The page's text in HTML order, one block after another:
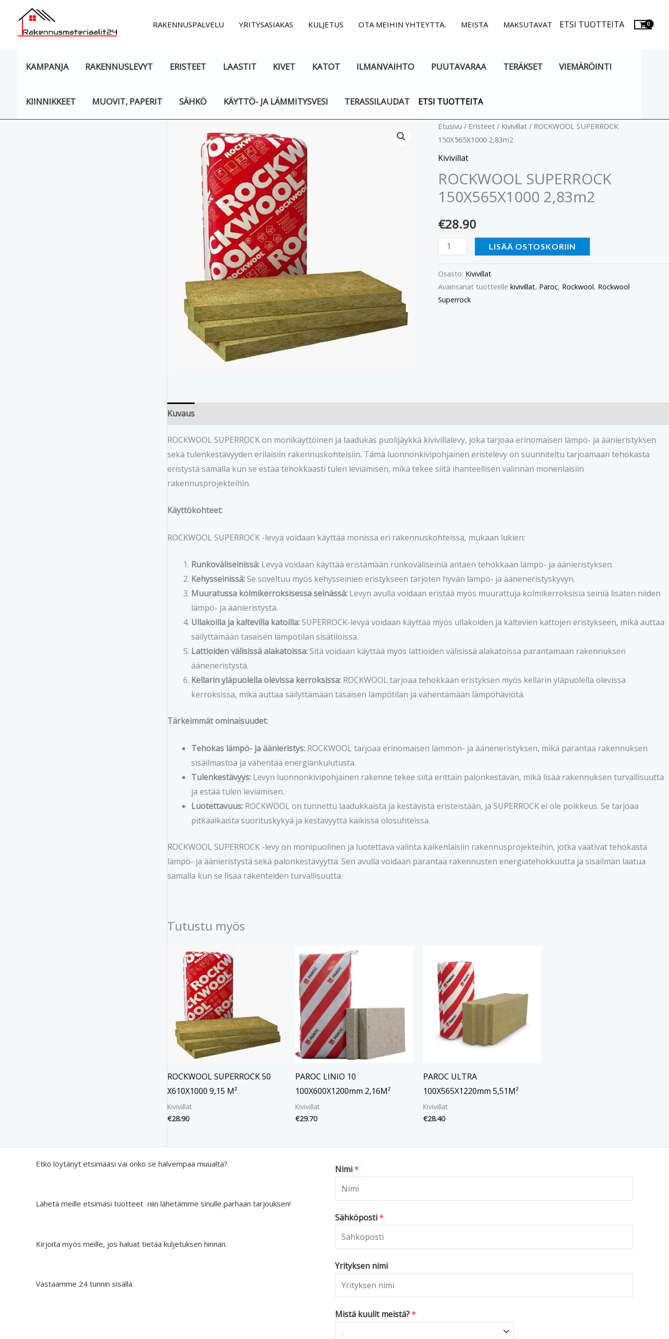
sisältöön
RAKENNUSPALVELU YRITYSASIAKAS KULJETUS OTA MEIHIN YHTEYTTÄ. MEISTÄ MAKSUTAVAT ETSI TUOTTEITA
KAMPANJA RAKENNUSLEVYT ERISTEET LAASTIT KIVET KATOT ILMANVAIHTO PUUTAVARAA TERÄKSET VIEMÄRÖINTI
KIINNIKKEET MUOVIT, PAPERIT SÄHKÖ KÄYTTÖ- JA LÄMMITYSVESI TERASSILAUDAT ETSI TUOTTEITA
Etusivu / Eristeet/ Kivivillat/ ROCKWOOL SUPERROCK
150X565X1000 2,83m2
Kivivillat
ROCKWOOL SUPERROCK
150X565X1000 2,83m2
€28.90
ROCKWOOL
SUPERROCK
150X565X1000
määrä
LISÄÄ OSTOSKORIIN
Osasto: Kivivillat
Avainsanat tuotteelle kivivillat, Paroc, Rockwool, Rockwool
Superrock
Kuvaus
ROCKWOOL SUPERROCK on monikäyttöinen ja laadukas puolijäykkä kivivillalevy, joka tarjoaa erinomaisen lämpö- ja äänieristyksen
sekä tulenkestävyyden erilaisiin rakennuskohteisiin. Tämä luonnonkivipohjainen eristelevy on suunniteltu tarjoamaan tehokasta
eristystä samalla kun se estää tehokkaasti tulen leviämisen, mikä tekee siitä ihanteellisen valinnan monenlaisiin
rakennusprojekteihin.
Käyttökohteet:
ROCKWOOL SUPERROCK -levyä voidaan käyttää monissa eri rakennuskohteissa, mukaan lukien:
Runkoväliseinissä: Levyä voidaan käyttää eristämään runkoväliseiniä antaen tehokkaan lämpö- ja äänieristyksen.
Kehysseinissä:Se soveltuu myös kehysseinien eristykseen tarjoten hyvän lämpö- ja ääneneristyskyvyn.
Muuratussa kolmikerroksisessa seinässä: Levyn avulla voidaan eristää myös muurattuja kolmikerroksisia seiniä lisäten niiden
lämpö- ja äänieristystä.
Ullakoilla ja kaltevilla katoilla:SUPERROCK-levyä voidaan käyttää myös ullakoiden ja kaltevien kattojen eristykseen, mikä auttaa
säilyttämään tasaisen lämpötilan sisätiloissa.
Lattioiden välisissä alakatoissa:Sitä voidaan käyttää myös lattioiden välisissä alakatoissa parantamaan rakennuksen
ääneneristystä.
Kellarin yläpuolella olevissa kerroksissa: ROCKWOOL tarjoaa tehokkaan eristyksen myös kellarin yläpuolella olevissa
kerroksissa, mikä auttaa säilyttämään tasaisen lämpötilan ja vähentämään lämpöhäviötä.
Tärkeimmät ominaisuudet:
Tehokas lämpö- ja äänieristys: ROCKWOOL tarjoaa erinomaisen lämmön- ja ääneneristyksen, mikä parantaa rakennuksen
sisäilmastoa ja vähentää energiankulutusta.
Tulenkestävyys: Levyn luonnonkivipohjainen rakenne tekee siitä erittäin palonkestävän, mikä lisää rakennuksen turvallisuutta
ja estää tulen leviämisen.
Luotettavuus: ROCKWOOL on tunnettu laadukkaista ja kestävistä eristeistään, ja SUPERROCK ei ole poikkeus. Se tarjoaa
pitkäaikaista suorituskykyä ja kestävyyttä kaikissa olosuhteissa.
ROCKWOOL SUPERROCK -levy on monipuolinen ja luotettava valinta kaikenlaisiin rakennusprojekteihin, jotka vaativat tehokasta
lämpö- ja äänieristystä sekä palonkestävyyttä. Sen avulla voidaan parantaa rakennusten energiatehokkuutta ja sisäilman laatua
samalla kun se lisää rakenteiden turvallisuutta.
Tutustu myös
ROCKWOOL SUPERROCK 50
X610X1000 9,15 M²
Kivivillat
€28.90
PAROC LINIO 10
100X600X1200mm 2,16M²
Kivivillat
€29.70
PAROC ULTRA
100X565X1220mm 5,51M²
Kivivillat
€28.40
Etkö löytänyt etsimääsi vai onko se halvempaa muualta?
Lähetä meille etsimäsi tuotteet niin lähetämme sinulle parhaan tarjouksen!
Kirjoita myös meille, jos haluat tietää kuljetuksen hinnan.
Vastaamme 24 tunnin sisällä.
Nimi*
Sähköposti*
Yrityksen nimi
Mistä kuulit meistä?*